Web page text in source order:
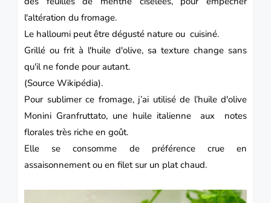
l'altération du fromage.
Le halloumi peut être dégusté nature ou cuisiné.
Grillé ou frit à l'huile d'olive, sa texture change sans
qu'il ne fonde pour autant.
(Source Wikipédia).
Pour sublimer ce fromage, j’ai utilisé de l’huile d'olive
Monini Granfruttato, une huile italienne aux
notes
florales très riche en goût.
Elle se consomme de préférence crue en
assaisonnement ou en filet sur un plat chaud.